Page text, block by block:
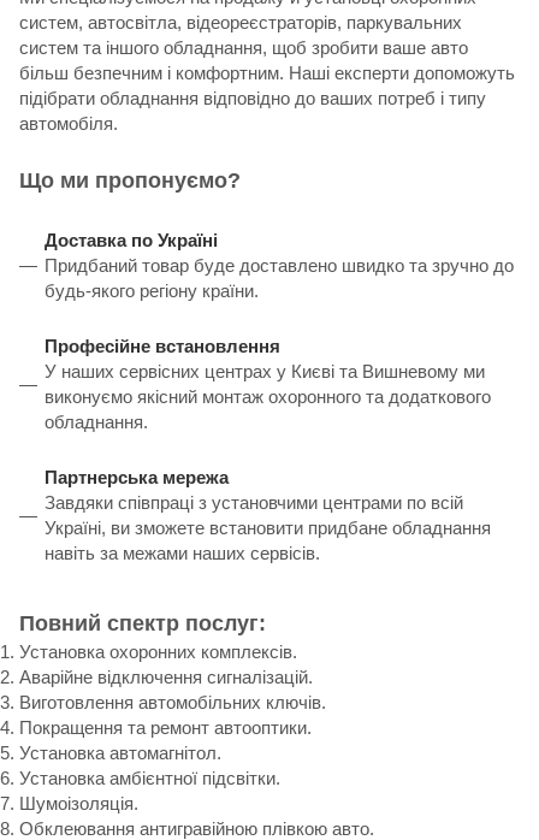
систем, автосвітла, відеореєстраторів, паркувальних
систем та іншого обладнання, щоб зробити ваше авто
більш безпечним і комфортним. Наші експерти допоможуть
підібрати обладнання відповідно до ваших потреб і типу
автомобіля.
Що ми пропонуємо?
Доставка по Україні
Придбаний товар буде доставлено швидко та зручно до
будь-якого регіону країни.
Професійне встановлення
У наших сервісних центрах у Києві та Вишневому ми
виконуємо якісний монтаж охоронного та додаткового
обладнання.
Партнерська мережа
Завдяки співпраці з установчими центрами по всій
Україні, ви зможете встановити придбане обладнання
навіть за межами наших сервісів.
Повний спектр послуг:
Установка охоронних комплексів.
Аварійне відключення сигналізацій.
Виготовлення автомобільних ключів.
Покращення та ремонт автооптики.
Установка автомагнітол.
Установка амбієнтної підсвітки.
Шумоізоляція.
Обклеювання антигравійною плівкою авто.